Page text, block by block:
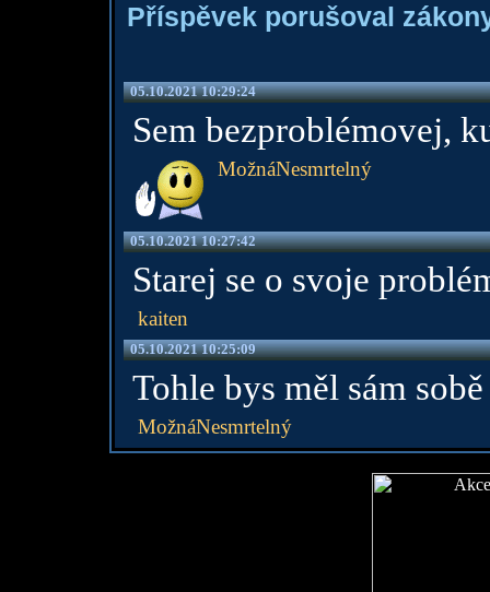
Příspěvek porušoval
05.10.2021 10:29:24
Sem bezproblémovej,
MožnáNesmrtelný
05.10.2021 10:27:42
Starej se o svoje
kaiten
05.10.2021 10:25:09
Tohle bys měl sám
MožnáNesmrtelný